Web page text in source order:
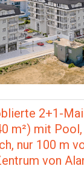
2+1-
m²) mit Pool,
nur 100 m
von